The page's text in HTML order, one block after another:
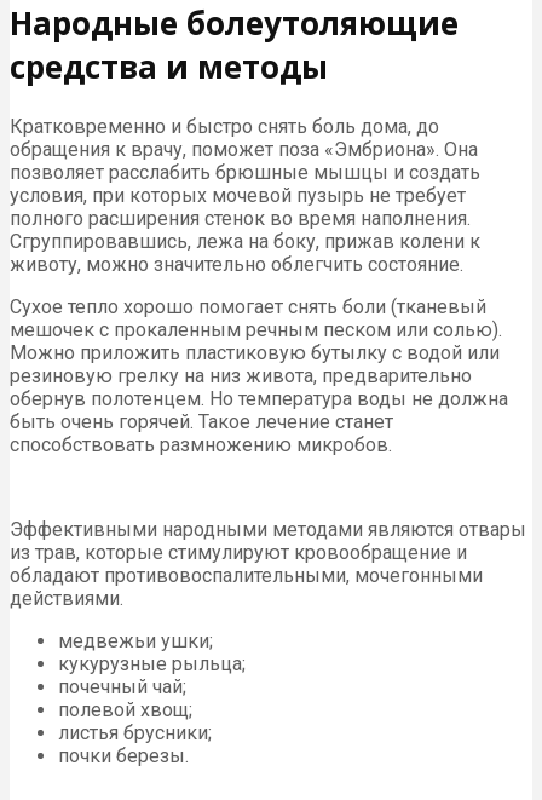
Народные болеутоляющие
средства и методы
Кратковременно и быстро снять боль дома, до
обращения к врачу, поможет поза «Эмбриона». Она
позволяет расслабить брюшные мышцы и создать
условия, при которых мочевой пузырь не требует
полного расширения стенок во время наполнения.
Сгруппировавшись, лежа на боку, прижав колени к
животу, можно значительно облегчить состояние.
Сухое тепло хорошо помогает снять боли (тканевый
мешочек с прокаленным речным песком или солью).
Можно приложить пластиковую бутылку с водой или
резиновую грелку на низ живота, предварительно
обернув полотенцем. Но температура воды не должна
быть очень горячей. Такое лечение станет
способствовать размножению микробов.
Эффективными народными методами являются отвары
из трав, которые стимулируют кровообращение и
обладают противовоспалительными, мочегонными
действиями.
медвежьи ушки;
кукурузные рыльца;
почечный чай;
полевой хвощ;
листья брусники;
почки березы.